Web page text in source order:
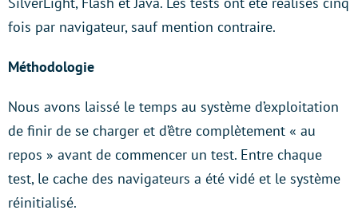
fois par navigateur, sauf mention contraire.
Méthodologie
Nous avons laissé le temps au système d’exploitation
de finir de se charger et d’être complètement « au
repos » avant de commencer un test. Entre chaque
test, le cache des navigateurs a été vidé et le système
réinitialisé.